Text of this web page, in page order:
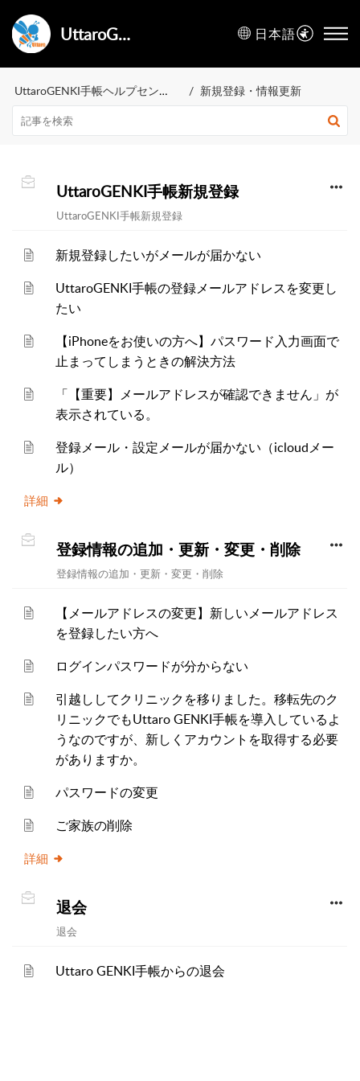
UttaroGENKI手帳ヘルプセンター 日本語
UttaroGENKI手帳ヘルプセンター 新規登録・情報更新
UttaroGENKI手帳新規登録
UttaroGENKI手帳新規登録
新規登録したいがメールが届かない
UttaroGENKI手帳の登録メールアドレスを変更し
たい
【iPhoneをお使いの方へ】パスワード入力画面で
止まってしまうときの解決方法
「【重要】メールアドレスが確認できません」が
表示されている。
登録メール・設定メールが届かない（icloudメー
ル）
詳細
登録情報の追加・更新・変更・削除
登録情報の追加・更新・変更・削除
【メールアドレスの変更】新しいメールアドレス
を登録したい方へ
ログインパスワードが分からない
引越ししてクリニックを移りました。移転先のク
リニックでもUttaro GENKI手帳を導入しているよ
うなのですが、新しくアカウントを取得する必要
がありますか。
パスワードの変更
ご家族の削除
詳細
退会
退会
Uttaro GENKI手帳からの退会